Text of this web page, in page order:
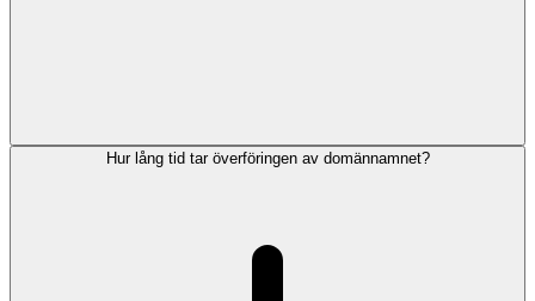
Hur lång tid tar överföringen av domännamnet?